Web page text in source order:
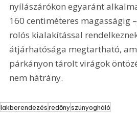
nyílászárókon egyaránt
160 centiméteres magasságig
rolós kialakítással
átjárhatósága megtartható,
párkányon tárolt virágok
nem hátrány.
lakberendezésredőnyszúnyogháló